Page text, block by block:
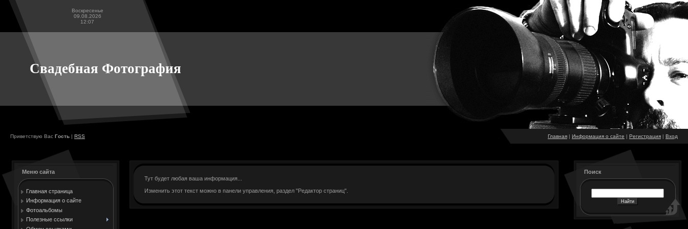
Воскресенье
09.08.2026
12:07
Свадебная Фотография
Приветствую Вас Гость | RSS Главная | Информация о сайте | Регистрация | Вход
Меню сайта
Главная страница
Информация о сайте
Фотоальбомы
Полезные ссылки
Тут будет любая ваша информация...
Изменить этот текст можно в панели управления, раздел "Редактор страниц".
Поиск